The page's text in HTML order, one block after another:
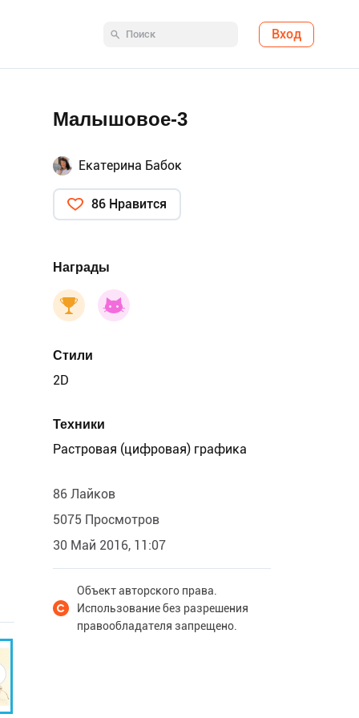
Вход
Малышовое-3
Екатерина Бабок
86 Нравится
Награды
Стили
2D
Техники
Растровая (цифровая) графика
86 Лайков
5075 Просмотров
30 Май 2016, 11:07
Объект авторского права.
Использование без разрешения
правообладателя запрещено.